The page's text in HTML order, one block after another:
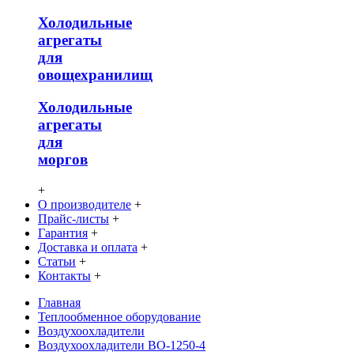
Холодильные
агрегаты
для
овощехранилищ
Холодильные
агрегаты
для
моргов
+
О производителе +
Прайс-листы +
Гарантия +
Доставка и оплата +
Статьи +
Контакты +
Главная
Теплообменное оборудование
Воздухоохладители
Воздухоохладители ВО-1250-4